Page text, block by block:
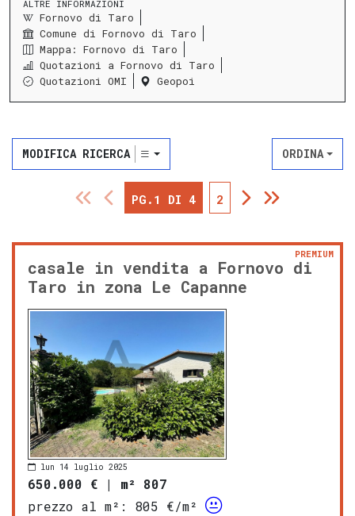
ALTRE INFORMAZIONI
Fornovo di Taro
Comune di Fornovo di Taro
Mappa: Fornovo di Taro
Quotazioni a Fornovo di Taro
Quotazioni OMI
Geopoi
MODIFICA RICERCA ORDINA
PG.1 DI 4 2
casale in vendita a Fornovo di
Taro in zona Le Capanne
PREMIUM
lun 14 luglio 2025
650.000 € | m² 807
prezzo al m²:
805 €/m²